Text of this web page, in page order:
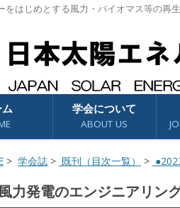
をはじめとする風力・バイオマス等の再
キップ
学会について
ABOUT US
> 学会誌 > 既刊（目次一覧） >
力発電のエンジニアリン